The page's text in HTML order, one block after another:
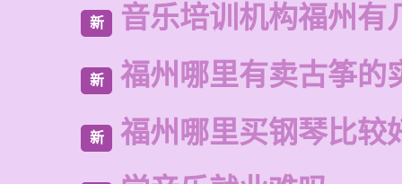
新 音乐培训机构福州有
新 福州哪里有卖古筝的
新 福州哪里买钢琴比较